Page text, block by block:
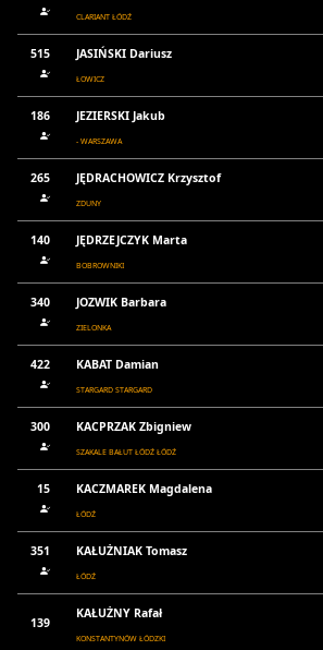
CLARIANT ŁÓDŹ
515 JASIŃSKI Dariusz
ŁOWICZ
186 JEZIERSKI Jakub
- WARSZAWA
265 JĘDRACHOWICZ Krzysztof
ZDUNY
140 JĘDRZEJCZYK Marta
BOBROWNIKI
340 JOZWIK Barbara
ZIELONKA
422 KABAT Damian
STARGARD STARGARD
300 KACPRZAK Zbigniew
SZAKALE BAŁUT ŁÓDŹ ŁÓDŹ
15 KACZMAREK Magdalena
ŁÓDŹ
351 KAŁUŻNIAK Tomasz
ŁÓDŹ
139
KAŁUŻNY Rafał
KONSTANTYNÓW ŁÓDZKI